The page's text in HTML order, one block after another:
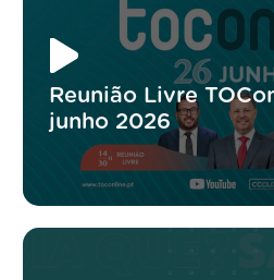
Reunião Livre
junho 2026